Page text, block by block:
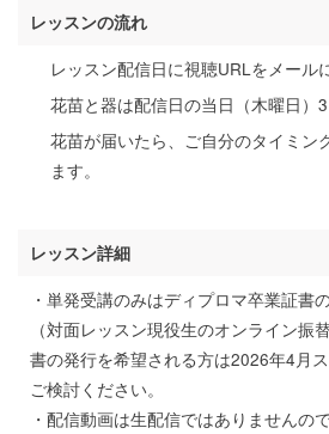
レッスンの流れ
レッスン配信日に視聴URLをメール
花苗と器は配信日の当日（木曜日）3
花苗が届いたら、ご自分のタイミン
ます。
レッスン詳細
・単発受講のみはディプロマ卒業証書
（対面レッスン現役生のオンライン振
書の発行を希望される方は2026年4月
ご検討ください。
・配信動画は生配信ではありませんの